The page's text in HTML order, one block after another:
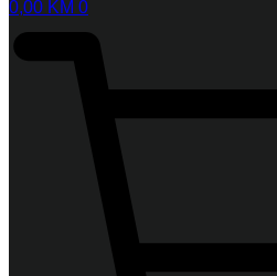
0,00 KM 0